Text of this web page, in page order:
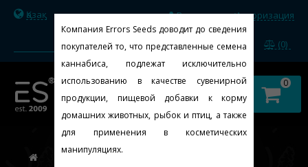
Қазақ
(0)
Регистрация/Авторизация
0
Компания Errors Seeds доводит до сведения
покупателей то, что представленные семена
каннабиса, подлежат исключительно
использованию в качестве сувенирной
продукции, пищевой добавки к корму
домашних животных, рыбок и птиц, а также
для применения в косметических
манипуляциях.